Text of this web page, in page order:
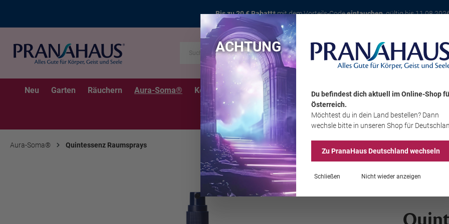
Bis zu 20 € Rabatt*mit dem Vorteils-Codeeintauchen, gültig bis
Karte
Neu Garten Räuchern Aura-Soma® Kerzen Schmuck Edelsteine Wohnambiente
Sale
Aura-Soma® Quintessenz Raumsprays
ACHTUNG
Du befindest dich aktuell im Online-Shop
Österreich.
Möchtest du in dein Land bestellen? Dann
wechsle bitte in unseren Shop für
Zu PranaHausDeutschland wechseln
Schließen Nicht wieder anzeigen